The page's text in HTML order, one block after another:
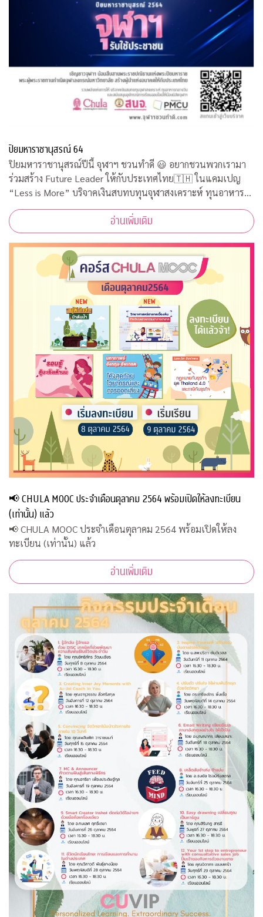
ปิยมหาราชานุสรณ์ 64
ปิยมหาราชานุสรณ์ปีนี้ จุฬาฯ ชวนทำดี 😃 อยากชวนพวกเรามา
ร่วมสร้าง Future Leader ให้กับประเทศไทย🇹🇭 ในแคมเปญ
“Less is More” บริจาคเงินสบทบทุนจุฬาสงเคราะห์ ทุนอาหาร
กลางวัน และสนับสนุนอุปกรณ์การเรียนออนไลน์ให้น้องนิสิตใช้ทำ
กิจกรรมจิตอาสาออนไลน์รับใช้ประชาชนคว
อ่านเพิ่มเติม
📢 CHULA MOOC ประจำเดือนตุลาคม 2564 พร้อมเปิดให้ลงทะเบียน
(เท่านั้น) แล้ว
📢 CHULA MOOC ประจำเดือนตุลาคม 2564 พร้อมเปิดให้ลง
ทะเบียน (เท่านั้น) แล้ว
อ่านเพิ่มเติม